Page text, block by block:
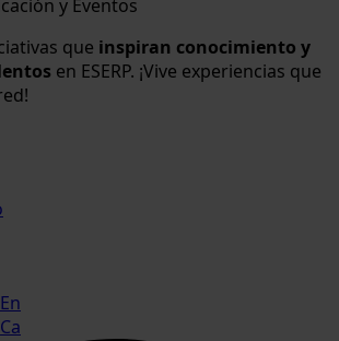
y Eventos
que inspiran conocimiento y
en ESERP. ¡Vive experiencias que
En
Ca